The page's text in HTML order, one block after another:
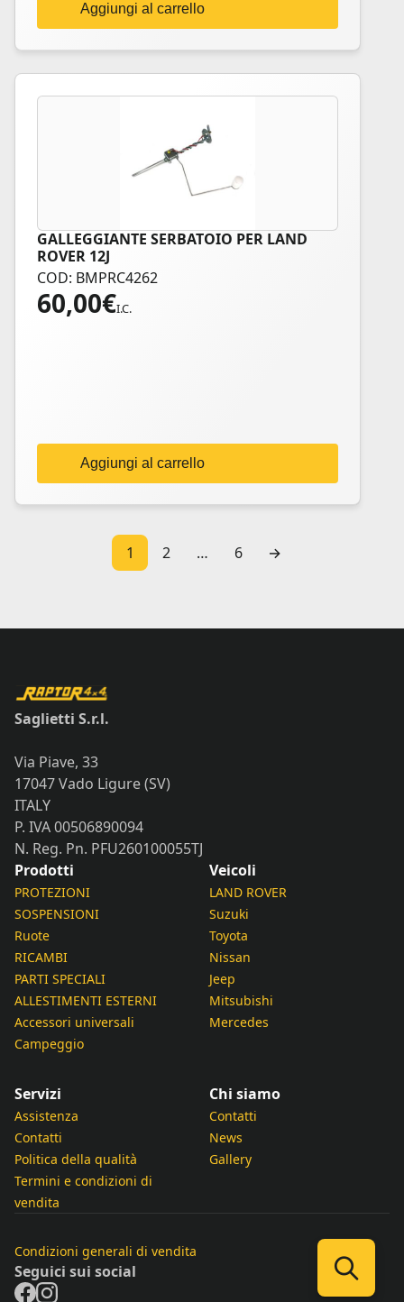
Aggiungi al carrello
GALLEGGIANTE SERBATOIO PER LAND
ROVER 12J
COD: BMPRC4262
60,00€I.C.
Aggiungi al carrello
1 2 … 6 →
Saglietti S.r.l.
Via Piave, 33
17047 Vado Ligure (SV)
ITALY
P. IVA 00506890094
N. Reg. Pn. PFU260100055TJ
Prodotti
PROTEZIONI
SOSPENSIONI
Ruote
RICAMBI
PARTI SPECIALI
ALLESTIMENTI ESTERNI
Accessori universali
Campeggio
Veicoli
LAND ROVER
Suzuki
Toyota
Nissan
Jeep
Mitsubishi
Mercedes
Servizi
Assistenza
Contatti
Politica della qualità
Termini e condizioni di
vendita
Chi siamo
Contatti
News
Gallery
Condizioni generali di vendita
Seguici sui social